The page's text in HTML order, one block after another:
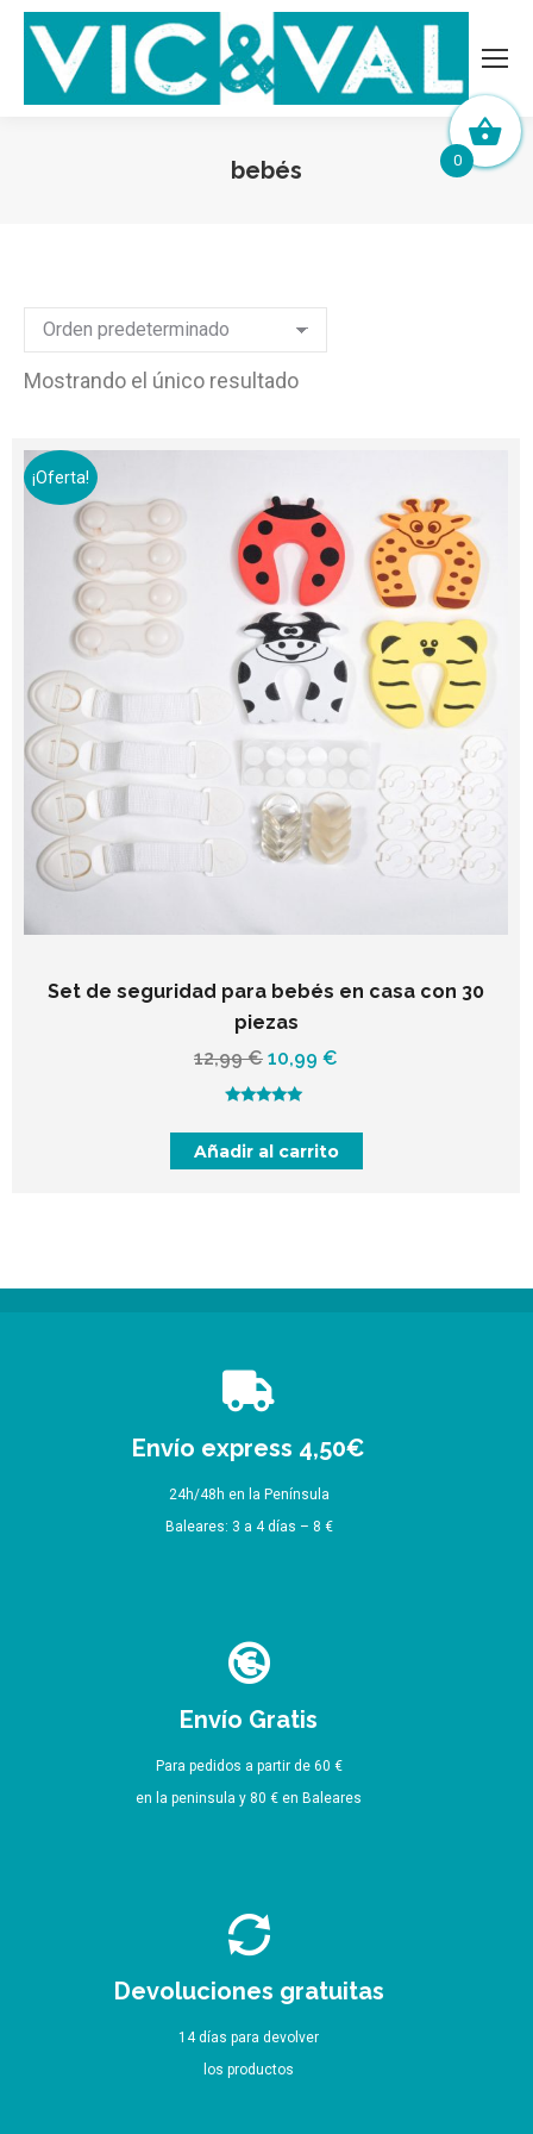
bebés
Mostrando el único resultado
¡Oferta!
Set de seguridad para bebés en casa con 30
piezas
12,99€ El
precio
era:
12,99 €.
10,99 €
10,99 €.
con5.00de
5
Añadir al carrito
Envío express 4,50€
24h/48h en la Península
Baleares: 3 a 4 días – 8 €
Envío Gratis
Para pedidos a partir de 60 €
en la peninsula y 80 € en Baleares
Devoluciones gratuitas
14 días para devolver
los productos
0